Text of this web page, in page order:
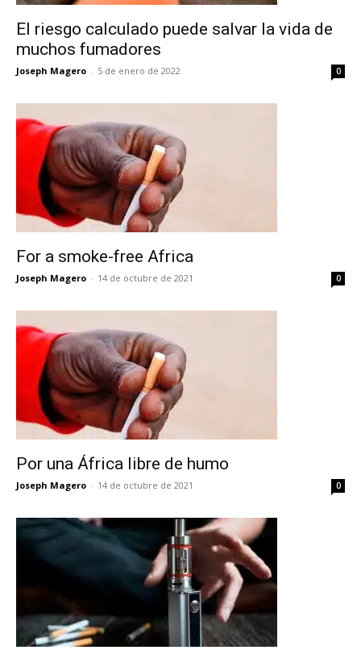
El riesgo calculado puede salvar la vida de
muchos fumadores
Joseph Magero - 5 de enero de 2022 0
For a smoke-free Africa
Joseph Magero - 14 de octubre de 2021 0
Por una África libre de humo
Joseph Magero - 14 de octubre de 2021 0